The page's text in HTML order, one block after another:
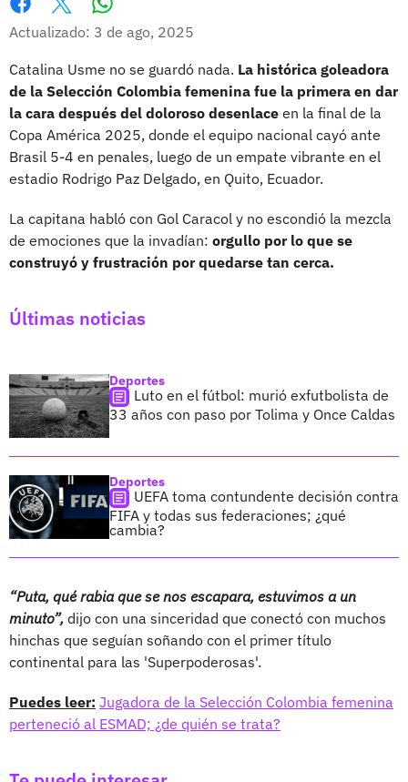
Facebook
X
Actualizado: 3 de ago, 2025
Catalina Usme no se guardó nada. La histórica goleadora
de la Selección Colombia femenina fue la primera en dar
la cara después del doloroso desenlace en la final de la
Copa América 2025, donde el equipo nacional cayó ante
Brasil 5-4 en penales, luego de un empate vibrante en el
estadio Rodrigo Paz Delgado, en Quito, Ecuador.
La capitana habló con Gol Caracol y no escondió la mezcla
de emociones que la invadían: orgullo por lo que se
construyó y frustración por quedarse tan cerca.
Últimas noticias
Deportes
Luto en el fútbol: murió exfutbolista de
33 años con paso por Tolima y Once Caldas
Deportes
UEFA toma contundente decisión contra
FIFA y todas sus federaciones; ¿qué
cambia?
“Puta, qué rabia que se nos escapara, estuvimos a un
minuto”, dijo con una sinceridad que conectó con muchos
hinchas que seguían soñando con el primer título
continental para las 'Superpoderosas'.
Puedes leer: Jugadora de la Selección Colombia femenina
perteneció al ESMAD; ¿de quién se trata?